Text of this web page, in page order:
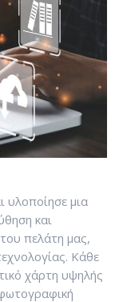
υλοποίησε μια
και
πελάτη μας,
Κάθε
χάρτη υψηλής